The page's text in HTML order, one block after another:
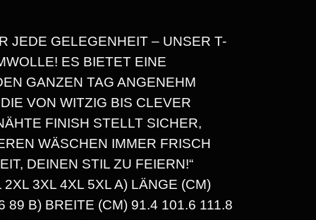
JEDE GELEGENHEIT – UNSER T-
ES BIETET EINE
GANZEN TAG ANGENEHM
VON WITZIG BIS CLEVER
FINISH STELLT SICHER,
WÄSCHEN IMMER FRISCH
DEINEN STIL ZU FEIERN!“
3XL 4XL 5XL A) LÄNGE (CM) 7
B) BREITE (CM) 91.4 101.6 111.8 1